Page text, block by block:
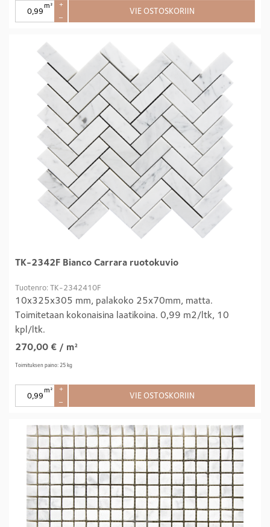
m²
+
–
VIE OSTOSKORIIN
TK-2342F Bianco Carrara ruotokuvio
Tuotenro: TK-2342410F
10x325x305 mm, palakoko 25x70mm, matta.
Toimitetaan kokonaisina laatikoina. 0,99 m2/ltk, 10
kpl/ltk.
270,00 € / m²
Toimituksen paino: 25 kg
m²
+
–
VIE OSTOSKORIIN